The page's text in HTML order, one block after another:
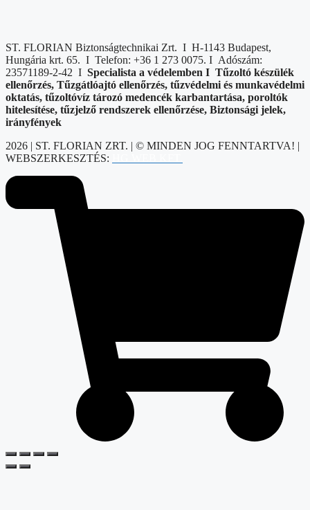
ST. FLORIAN Biztonságtechnikai Zrt. I H-1143 Budapest,
Hungária krt. 65. I Telefon: +36 1 273 0075. I Adószám:
23571189-2-42 I Specialista a védelemben I Tűzoltó készülék
ellenőrzés, Tűzgátlóajtó ellenőrzés, tűzvédelmi és munkavédelmi
oktatás, tűzoltóvíz tározó medencék karbantartása, poroltók
hitelesítése, tűzjelző rendszerek ellenőrzése, Biztonsági jelek,
irányfények
2026 | ST. FLORIAN ZRT. | © MINDEN JOG FENNTARTVA! |
WEBSZERKESZTÉS: